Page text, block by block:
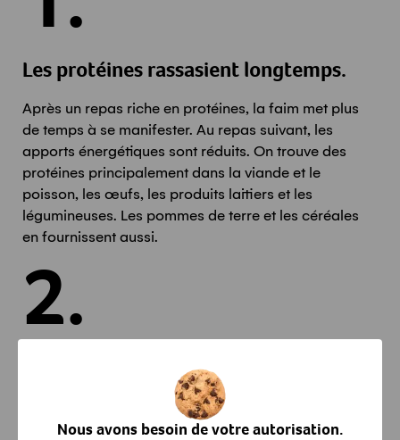
Nous avons besoin de votre autorisation.
Les protéines rassasient longtemps.
Après un repas riche en protéines, la faim met plus
de temps à se manifester. Au repas suivant, les
apports énergétiques sont réduits. On trouve des
protéines principalement dans la viande et le
poisson, les œufs, les produits laitiers et les
légumineuses. Les pommes de terre et les céréales
en fournissent aussi.
2.
Les fibres prolongent la sensation de
Les fibres alimentaires gonflent dans l'estomac. En